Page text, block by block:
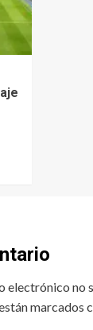
electrónico no
marcados